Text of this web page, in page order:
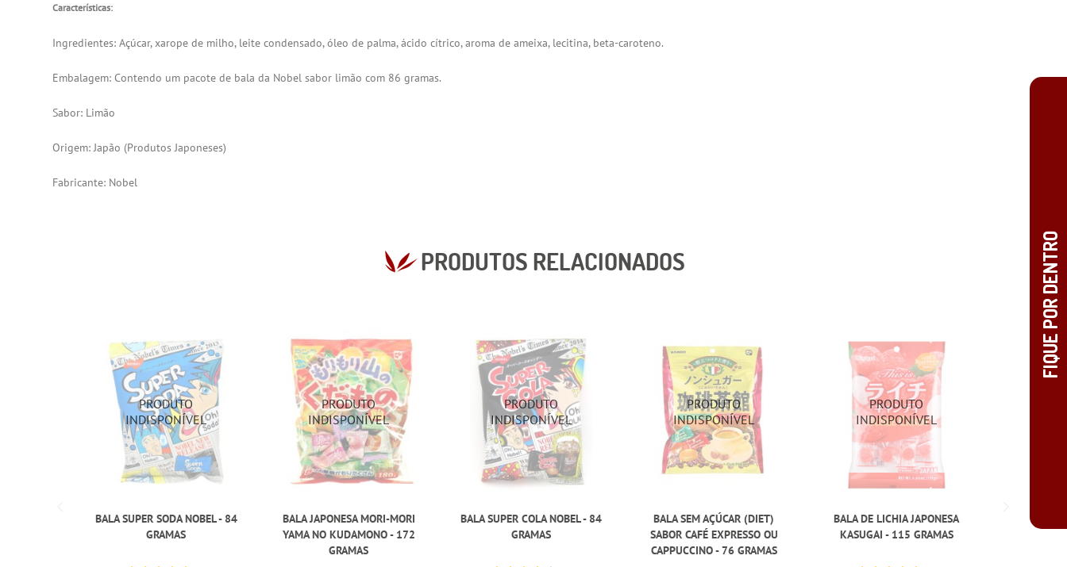
Características:
Ingredientes: Açúcar, xarope de milho, leite condensado, óleo de palma, ácido cítrico, aroma de ameixa, lecitina, beta-caroteno.
Embalagem: Contendo um pacote de bala da Nobel sabor limão com 86 gramas.
Sabor: Limão
Origem: Japão (Produtos Japoneses)
Fabricante: Nobel
PRODUTOS RELACIONADOS
BALA SUPER SODA NOBEL - 84
GRAMAS
BALA JAPONESA MORI-MORI
YAMA NO KUDAMONO - 172
GRAMAS
BALA SUPER COLA NOBEL - 84
GRAMAS
BALA SEM AÇÚCAR (DIET)
SABOR CAFÉ EXPRESSO OU
CAPPUCCINO - 76 GRAMAS
BALA DE LICHIA JAPONESA
KASUGAI - 115 GRAMAS